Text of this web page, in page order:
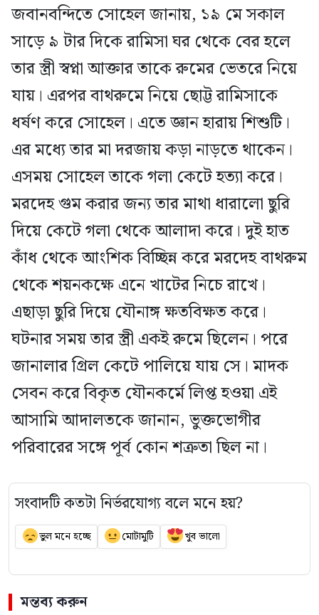
জবানবন্দিতে সোহেল জানায়, ১৯ মে সকাল
সাড়ে ৯ টার দিকে রামিসা ঘর থেকে বের হলে
তার স্ত্রী স্বপ্না আক্তার তাকে রুমের ভেতরে নিয়ে
যায়। এরপর বাথরুমে নিয়ে ছোট্ট রামিসাকে
ধর্ষণ করে সোহেল। এতে জ্ঞান হারায় শিশুটি।
এর মধ্যে তার মা দরজায় কড়া নাড়তে থাকেন।
এসময় সোহেল তাকে গলা কেটে হত্যা করে।
মরদেহ গুম করার জন্য তার মাথা ধারালো ছুরি
দিয়ে কেটে গলা থেকে আলাদা করে। দুই হাত
কাঁধ থেকে আংশিক বিচ্ছিন্ন করে মরদেহ বাথরুম
থেকে শয়নকক্ষে এনে খাটের নিচে রাখে।
এছাড়া ছুরি দিয়ে যৌনাঙ্গ ক্ষতবিক্ষত করে।
ঘটনার সময় তার স্ত্রী একই রুমে ছিলেন। পরে
জানালার গ্রিল কেটে পালিয়ে যায় সে। মাদক
সেবন করে বিকৃত যৌনকর্মে লিপ্ত হওয়া এই
আসামি আদালতকে জানান, ভুক্তভোগীর
পরিবারের সঙ্গে পূর্ব কোন শত্রুতা ছিল না।
সংবাদটি কতটা নির্ভরযোগ্য বলে মনে হয়?
ভুল মনে হচ্ছে মোটামুটি খুব ভালো
মন্তব্য করুন